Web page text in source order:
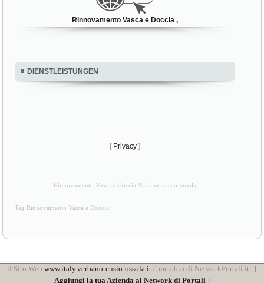
Rinnovamento Vasca e Doccia ,
DIENSTLEISTUNGEN
[ Privacy ]
Rinnovamento Vasca e Doccia Verbano-cusio-ossola
Tag Rinnovamento Vasca e Doccia
il Sito Web www.italy.verbano-cusio-ossola.it è membro di NetworkPortali.it | [
Aggiungi la tua Azienda al Network di Portali ]